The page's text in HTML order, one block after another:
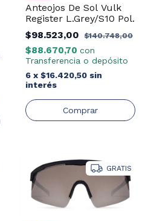
Anteojos De Sol Vulk
Register L.Grey/S10 Pol.
$98.523,00
$140.748,00
$88.670,70 con
Transferencia o depósito
6 x $16.420,50 sin
interés
GRATIS